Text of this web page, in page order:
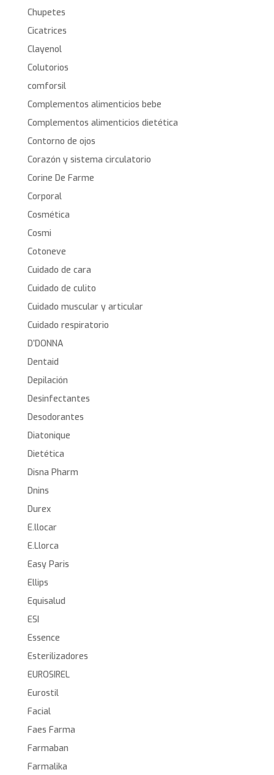
Chupetes
Cicatrices
Clayenol
Colutorios
comforsil
Complementos alimenticios bebe
Complementos alimenticios dietética
Contorno de ojos
Corazón y sistema circulatorio
Corine De Farme
Corporal
Cosmética
Cosmi
Cotoneve
Cuidado de cara
Cuidado de culito
Cuidado muscular y articular
Cuidado respiratorio
D’DONNA
Dentaid
Depilación
Desinfectantes
Desodorantes
Diatonique
Dietética
Disna Pharm
Dnins
Durex
E.llocar
E.Llorca
Easy Paris
Ellips
Equisalud
ESI
Essence
Esterilizadores
EUROSIREL
Eurostil
Facial
Faes Farma
Farmaban
Farmalika